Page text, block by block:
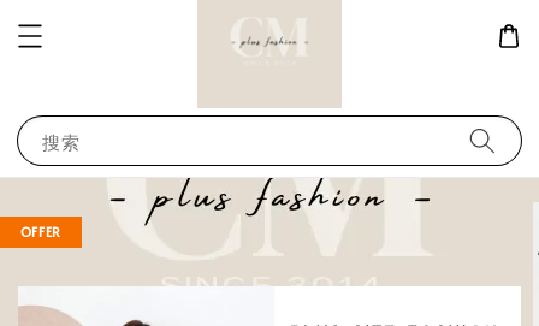
搜索
OFFER